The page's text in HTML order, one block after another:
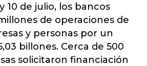
10 de julio, los bancos
de operaciones de
y personas por un
billones. Cerca de 500
solicitaron financiación